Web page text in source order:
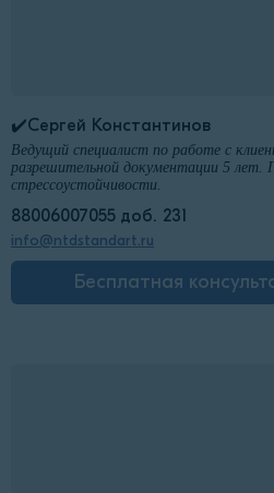
✔️Сергей Константинов
Ведущий специалист по работе с
разрешительной документации 5 лет.
стрессоустойчивости.
88006007055 доб. 231
info@ntdstandart.ru
Бесплатная